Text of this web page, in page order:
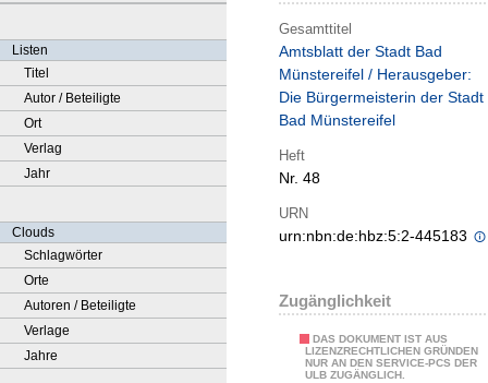
Listen
Titel
Autor / Beteiligte
Ort
Verlag
Jahr
Clouds
Schlagwörter
Orte
Autoren / Beteiligte
Verlage
Jahre
Gesamttitel
Amtsblatt der Stadt Bad
Münstereifel / Herausgeber:
Die Bürgermeisterin der Stadt
Bad Münstereifel
Heft
Nr. 48
URN
urn:nbn:de:hbz:5:2-445183
Zugänglichkeit
DAS DOKUMENT IST AUS
LIZENZRECHTLICHEN GRÜNDEN
NUR AN DEN SERVICE-PCS DER
ULB ZUGÄNGLICH.